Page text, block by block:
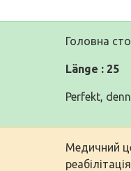
Головна
Länge : 25
Perfekt,
Медичний